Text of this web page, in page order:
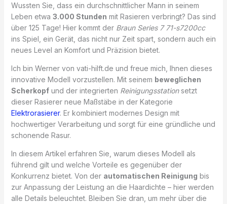
Wussten Sie, dass ein durchschnittlicher Mann in seinem
Leben etwa 3.000 Stunden mit Rasieren verbringt? Das sind
über 125 Tage! Hier kommt der Braun Series 7 71-s7200cc
ins Spiel, ein Gerät, das nicht nur Zeit spart, sondern auch ein
neues Level an Komfort und Präzision bietet.
Ich bin Werner von vati-hilft.de und freue mich, Ihnen dieses
innovative Modell vorzustellen. Mit seinem beweglichen
Scherkopfund der integrierten Reinigungsstationsetzt
dieser Rasierer neue Maßstäbe in der Kategorie
Elektrorasierer. Er kombiniert modernes Design mit
hochwertiger Verarbeitung und sorgt für eine gründliche und
schonende Rasur.
In diesem Artikel erfahren Sie, warum dieses Modell als
führend gilt und welche Vorteile es gegenüber der
Konkurrenz bietet. Von der automatischen Reinigung bis
zur Anpassung der Leistung an die Haardichte – hier werden
alle Details beleuchtet. Bleiben Sie dran, um mehr über die